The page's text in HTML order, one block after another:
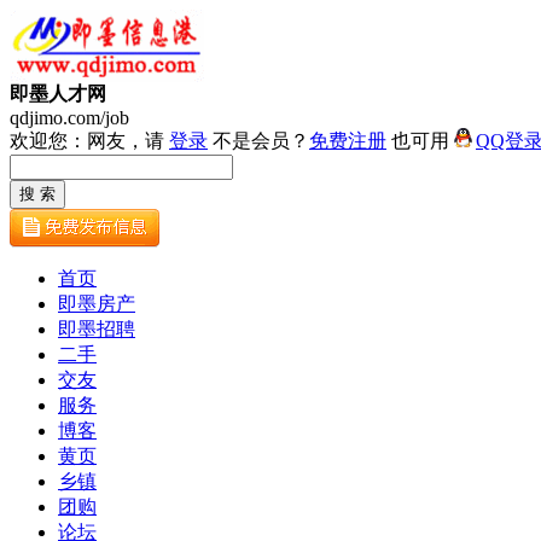
即墨人才网
qdjimo.com/job
欢迎您：网友，请 登录 不是会员？ 免费注册 也可用 QQ登
首页
即墨房产
即墨招聘
二手
交友
服务
博客
黄页
乡镇
团购
论坛